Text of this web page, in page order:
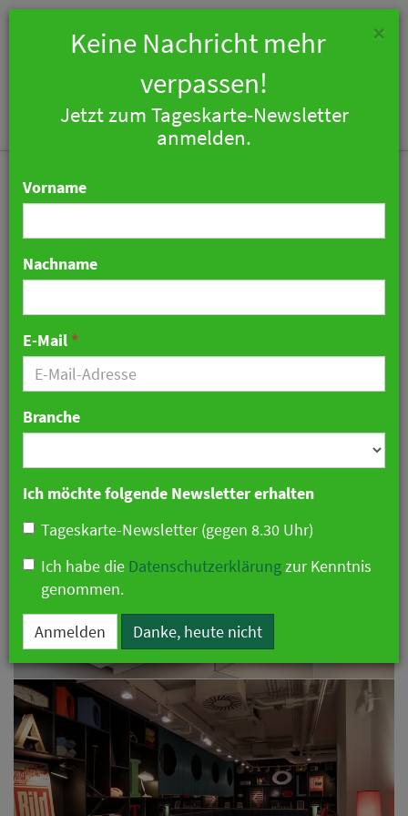
Sechstes Hotel der Ruby-
Gruppe eröffnet in
Hamburg
×
Keine Nachricht mehr
verpassen!
Jetzt zum Tageskarte-Newsletter
anmelden.
Vorname
Nachname
E-Mail *
Branche
Ich möchte folgende Newsletter erhalten
Tageskarte-Newsletter (gegen 8.30 Uhr)
Ich habe die Datenschutzerklärungzur Kenntnis
genommen.
Anmelden Danke, heute nicht